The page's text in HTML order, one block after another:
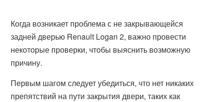
Когда возникает проблема с не закрывающейся
задней дверью Renault Logan 2, важно провести
некоторые проверки, чтобы выяснить возможную
причину.
Первым шагом следует убедиться, что нет никаких
препятствий на пути закрытия двери, таких как